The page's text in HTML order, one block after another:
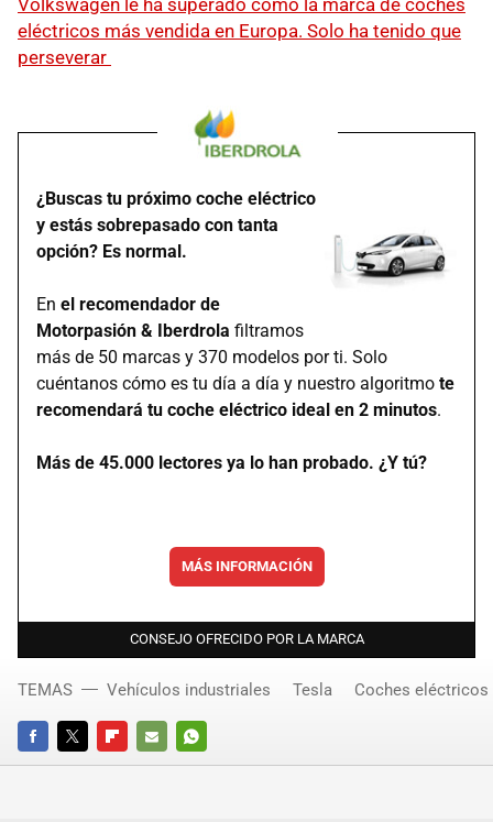
eléctricos más vendida en Europa. Solo ha tenido que
perseverar
¿Buscas tu próximo coche eléctrico
y estás sobrepasado con tanta
opción? Es normal.
En el recomendador de
Motorpasión & Iberdrola filtramos
más de 50 marcas y 370 modelos por ti. Solo
cuéntanos cómo es tu día a día y nuestro algoritmo te
recomendará tu coche eléctrico ideal en 2 minutos.
Más de 45.000 lectores ya lo han probado. ¿Y tú?
MÁS INFORMACIÓN
CONSEJO OFRECIDO POR LA MARCA
FACEBOOKTWITTERFLIPBOARD
E-
WHATSAPP
TEMAS Vehículos industriales Tesla Coches eléctricos